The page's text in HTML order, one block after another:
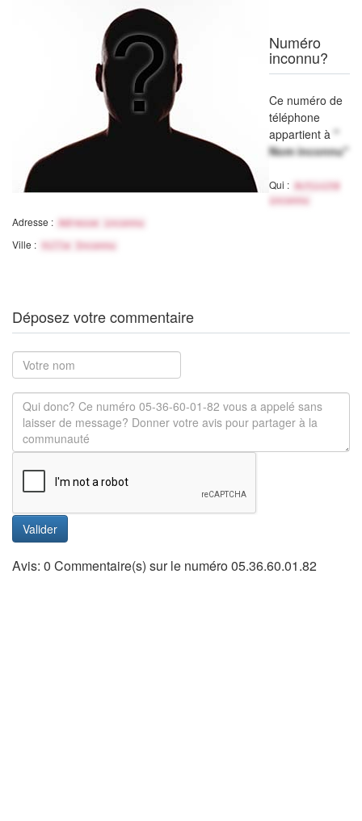
Numéro
inconnu?
Ce numéro de
téléphone
appartient à "
Nom inconnu"
Qui :
Activité
inconnu
Adresse : Adresse inconnu
Ville : Ville Inconnu
Déposez votre commentaire
Valider
Avis: 0 Commentaire(s) sur le numéro 05.36.60.01.82